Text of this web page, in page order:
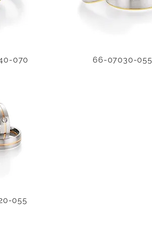
070 66-07030-055
055